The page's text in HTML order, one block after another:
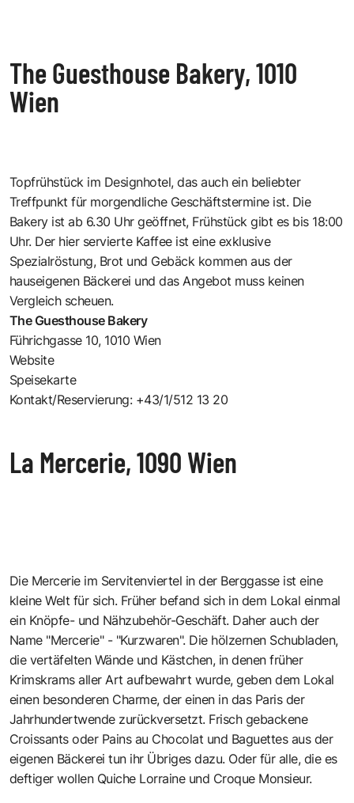
The Guesthouse Bakery, 1010
Wien
Topfrühstück im Designhotel, das auch ein beliebter
Treffpunkt für morgendliche Geschäftstermine ist. Die
Bakery ist ab 6.30 Uhr geöffnet, Frühstück gibt es bis 18:00
Uhr. Der hier servierte Kaffee ist eine exklusive
Spezialröstung, Brot und Gebäck kommen aus der
hauseigenen Bäckerei und das Angebot muss keinen
Vergleich scheuen.
The Guesthouse Bakery
Führichgasse 10, 1010 Wien
Website
Speisekarte
Kontakt/Reservierung: +43/1/512 13 20
La Mercerie, 1090 Wien
Die Mercerie im Servitenviertel in der Berggasse ist eine
kleine Welt für sich. Früher befand sich in dem Lokal einmal
ein Knöpfe- und Nähzubehör-Geschäft. Daher auch der
Name "Mercerie" - "Kurzwaren". Die hölzernen Schubladen,
die vertäfelten Wände und Kästchen, in denen früher
Krimskrams aller Art aufbewahrt wurde, geben dem Lokal
einen besonderen Charme, der einen in das Paris der
Jahrhundertwende zurückversetzt. Frisch gebackene
Croissants oder Pains au Chocolat und Baguettes aus der
eigenen Bäckerei tun ihr Übriges dazu. Oder für alle, die es
deftiger wollen Quiche Lorraine und Croque Monsieur.